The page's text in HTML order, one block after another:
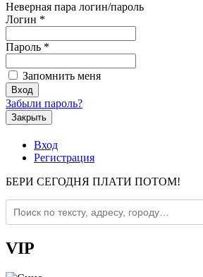
Неверная пара логин/пароль
Логин *
Пароль *
Запомнить меня
Забыли пароль?
Закрыть
Вход
Регистрация
БЕРИ СЕГОДНЯ ПЛАТИ ПОТОМ!
VIP